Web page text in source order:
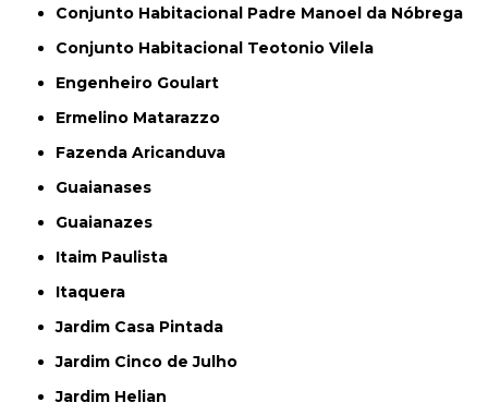
Conjunto Habitacional Padre Manoel da Nóbrega
Conjunto Habitacional Teotonio Vilela
Engenheiro Goulart
Ermelino Matarazzo
Fazenda Aricanduva
Guaianases
Guaianazes
Itaim Paulista
Itaquera
Jardim Casa Pintada
Jardim Cinco de Julho
Jardim Helian